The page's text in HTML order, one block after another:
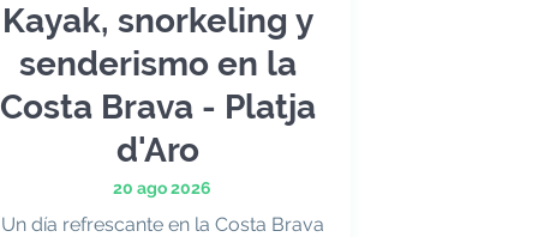
Kayak, snorkeling y
senderismo en la
Costa Brava - Platja
d'Aro
20 ago 2026
Un día refrescante en la Costa Brava